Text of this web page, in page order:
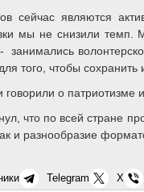
сейчас являются
мы не снизили
занимались
того, чтобы сохранить
говорили о
что по всей стране
и разнообразие
Telegram X